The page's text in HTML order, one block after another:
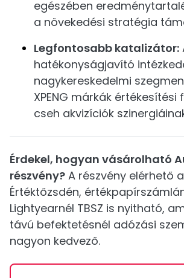
egészében
a növekedési stratégia
Legfontosabb katalizátor:
hatékonyságjavító
nagykereskedelmi
XPENG márkák értékesítési
cseh akvizíciók
Érdekel, hogyan vásárolható
részvény? A részvény elérhető
Értéktőzsdén,
Lightyearnél TBSZ is nyitható,
távú befektetésnél adózási
nagyon kedvező.